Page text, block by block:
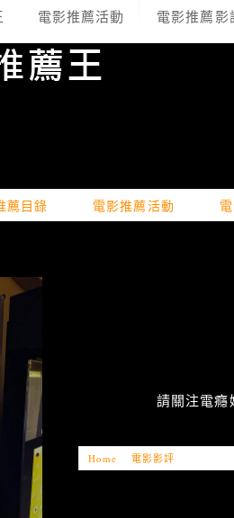
電影推薦活動 電影推薦影
薦目錄 電影推薦活動
請關注電
Home 電影影評